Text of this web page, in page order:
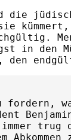
die
in den
den
fordern,
immer